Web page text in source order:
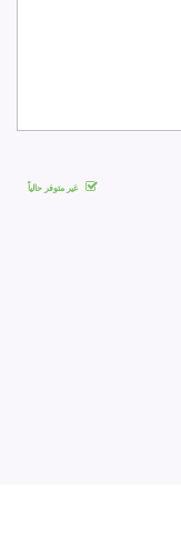
غير متوفر حالياً